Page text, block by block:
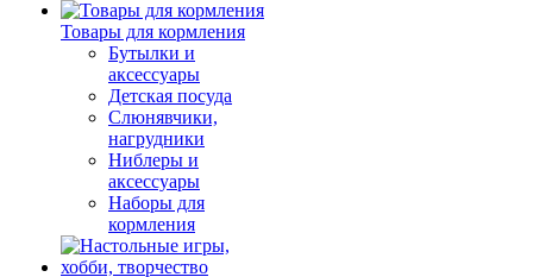
Товары для кормления
Бутылки и
аксессуары
Детская посуда
Слюнявчики,
нагрудники
Ниблеры и
аксессуары
Наборы для
кормления